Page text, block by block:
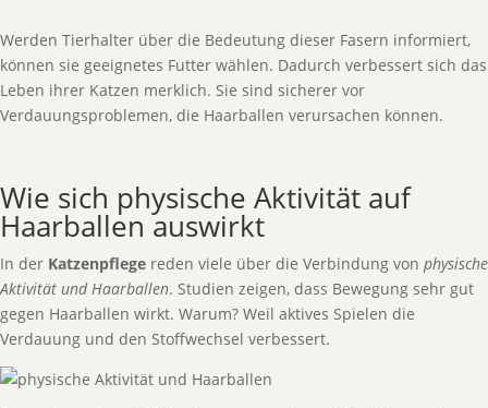
Werden Tierhalter über die Bedeutung dieser Fasern informiert,
können sie geeignetes Futter wählen. Dadurch verbessert sich das
Leben ihrer Katzen merklich. Sie sind sicherer vor
Verdauungsproblemen, die Haarballen verursachen können.
Wie sich physische Aktivität auf
Haarballen auswirkt
In der Katzenpflege reden viele über die Verbindung von physische
Aktivität und Haarballen. Studien zeigen, dass Bewegung sehr gut
gegen Haarballen wirkt. Warum? Weil aktives Spielen die
Verdauung und den Stoffwechsel verbessert.